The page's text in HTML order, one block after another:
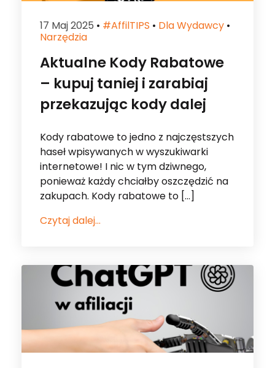
17 Maj 2025 • #affilTIPS • Dla Wydawcy •
Narzędzia
Aktualne Kody Rabatowe
– kupuj taniej i zarabiaj
przekazując kody dalej
Kody rabatowe to jedno z najczęstszych
haseł wpisywanych w wyszukiwarki
internetowe! I nic w tym dziwnego,
ponieważ każdy chciałby oszczędzić na
zakupach. Kody rabatowe to […]
Czytaj dalej...